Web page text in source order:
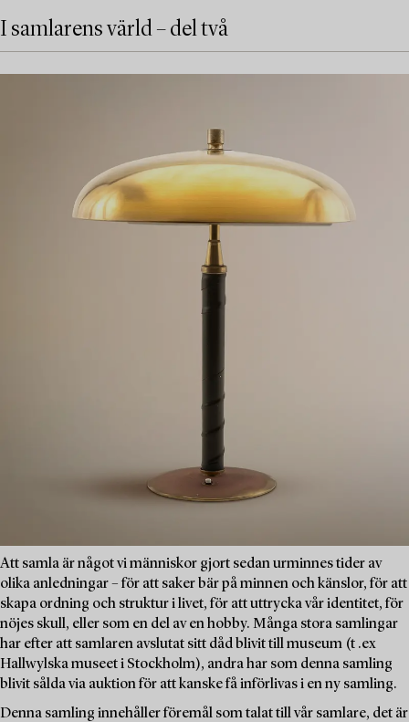
I samlarens värld – del två
Att samla är något vi människor gjort sedan urminnes tider av
olika anledningar – för att saker bär på minnen och känslor, för att
skapa ordning och struktur i livet, för att uttrycka vår identitet, för
nöjes skull, eller som en del av en hobby. Många stora samlingar
har efter att samlaren avslutat sitt dåd blivit till museum (t .ex
Hallwylska museet i Stockholm), andra har som denna samling
blivit sålda via auktion för att kanske få införlivas i en ny samling.
Denna samling innehåller föremål som talat till vår samlare, det är